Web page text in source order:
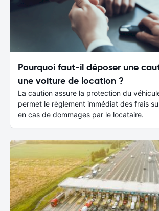
Pourquoi faut-il déposer une
une voiture de location ?
La caution assure la protection du
permet le règlement immédiat des frais
en cas de dommages par le locataire.